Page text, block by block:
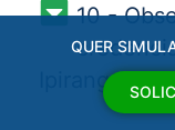
10 -
Ipiranga PR
QUER